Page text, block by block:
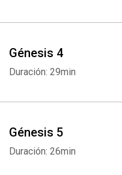
Génesis 4
Duración: 29min
Génesis 5
Duración: 26min